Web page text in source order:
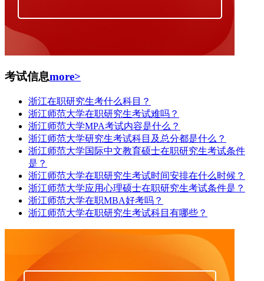
考试信息more>
浙江在职研究生考什么科目？
浙江师范大学在职研究生考试难吗？
浙江师范大学MPA考试内容是什么？
浙江师范大学研究生考试科目及总分都是什么？
浙江师范大学国际中文教育硕士在职研究生考试条件
是？
浙江师范大学在职研究生考试时间安排在什么时候？
浙江师范大学应用心理硕士在职研究生考试条件是？
浙江师范大学在职MBA好考吗？
浙江师范大学在职研究生考试科目有哪些？